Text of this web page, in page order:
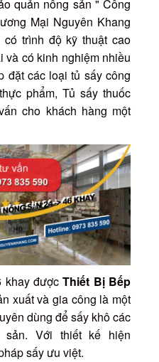
quản nông sản " Công
Mại Nguyên Khang
trình độ kỹ thuật cao
và có kinh nghiệm nhiều
đặt các loại tủ sấy công
phẩm, Tủ sấy thuốc
cho khách hàng một
khay đượcThiết Bị Bếp
xuất và gia công là một
dùng để sấy khô các
Với thiết kế hiện
sấy ưu việt.